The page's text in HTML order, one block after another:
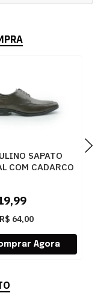
SAPATO
COM CADARCO
R$ 64,00